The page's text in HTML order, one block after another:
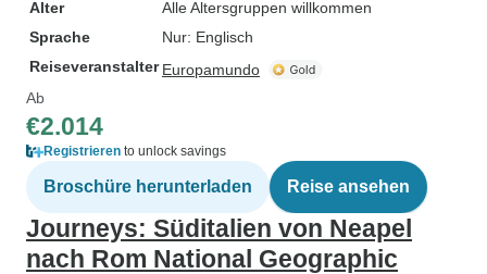
Alter
Alle Altersgruppen willkommen
Sprache
Nur: Englisch
Reiseveranstalter Europamundo
Ab
€2.014
Registrieren to unlock savings
Broschüre herunterladen Reise ansehen
Journeys: Süditalien von Neapel
nach Rom National Geographic